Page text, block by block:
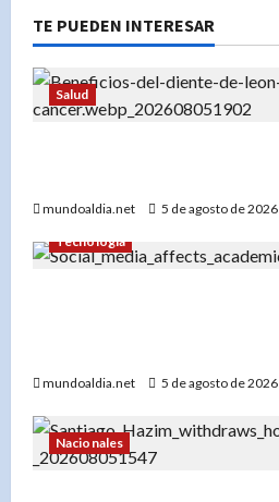
TE PUEDEN INTERESAR
Salud
mundoaldia.net 5 de agosto de 2026
Tecnología
mundoaldia.net 5 de agosto de 2026
Nacionales